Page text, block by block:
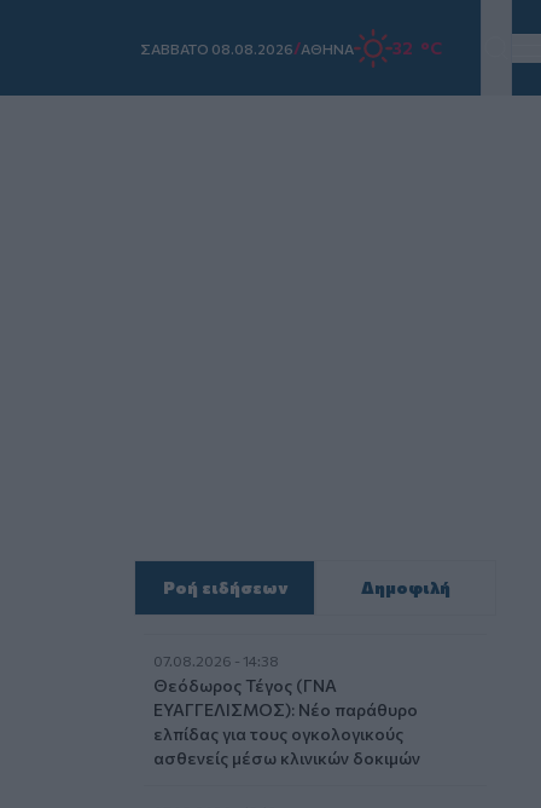
ΣAΒΒΑΤΟ 08.08.2026/ΑΘΗΝΑ 32 °C
Ροή ειδήσεων Δημοφιλή
07.08.2026 - 14:38
Θεόδωρος Τέγος (ΓΝΑ
ΕΥΑΓΓΕΛΙΣΜΟΣ): Νέο παράθυρο
ελπίδας για τους ογκολογικούς
ασθενείς μέσω κλινικών δοκιμών